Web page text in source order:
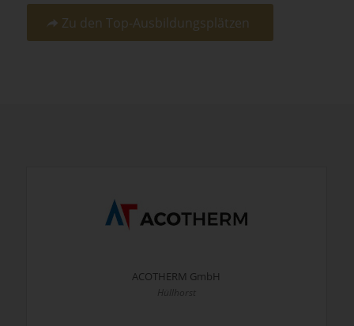
Zu den Top-Ausbildungsplätzen
ACOTHERM GmbH
Hüllhorst